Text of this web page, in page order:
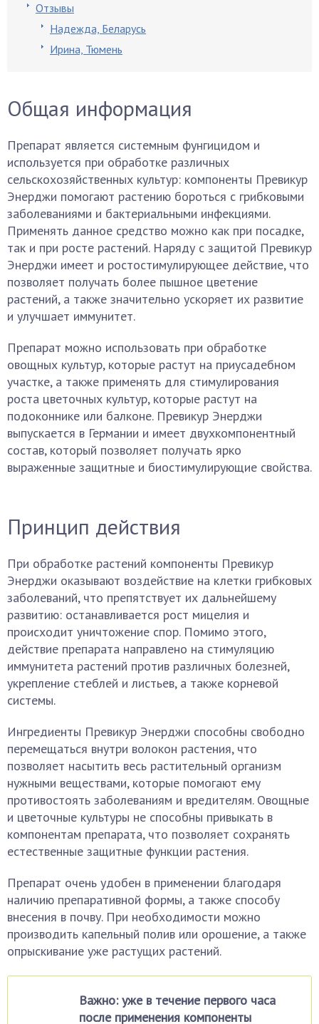
Отзывы
Надежда, Беларусь
Ирина, Тюмень
Общая информация
Препарат является системным фунгицидом и
используется при обработке различных
сельскохозяйственных культур: компоненты Превикур
Энерджи помогают растению бороться с грибковыми
заболеваниями и бактериальными инфекциями.
Применять данное средство можно как при посадке,
так и при росте растений. Наряду с защитой Превикур
Энерджи имеет и ростостимулирующее действие, что
позволяет получать более пышное цветение
растений, а также значительно ускоряет их развитие
и улучшает иммунитет.
Препарат можно использовать при обработке
овощных культур, которые растут на приусадебном
участке, а также применять для стимулирования
роста цветочных культур, которые растут на
подоконнике или балконе. Превикур Энерджи
выпускается в Германии и имеет двухкомпонентный
состав, который позволяет получать ярко
выраженные защитные и биостимулирующие свойства.
Принцип действия
При обработке растений компоненты Превикур
Энерджи оказывают воздействие на клетки грибковых
заболеваний, что препятствует их дальнейшему
развитию: останавливается рост мицелия и
происходит уничтожение спор. Помимо этого,
действие препарата направлено на стимуляцию
иммунитета растений против различных болезней,
укрепление стеблей и листьев, а также корневой
системы.
Ингредиенты Превикур Энерджи способны свободно
перемещаться внутри волокон растения, что
позволяет насытить весь растительный организм
нужными веществами, которые помогают ему
противостоять заболеваниям и вредителям. Овощные
и цветочные культуры не способны привыкать в
компонентам препарата, что позволяет сохранять
естественные защитные функции растения.
Препарат очень удобен в применении благодаря
наличию препаративной формы, а также способу
внесения в почву. При необходимости можно
производить капельный полив или орошение, а также
опрыскивание уже растущих растений.
Важно: уже в течение первого часа
после применения компоненты